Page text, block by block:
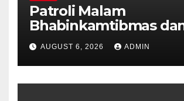
Patroli Malam
Bhabinkamtibmas
Pilar Kelurahan
Perkuat Kamtibmas,
Diajak Aktifkan Ronda
AUGUST 6, 2026 ADMIN